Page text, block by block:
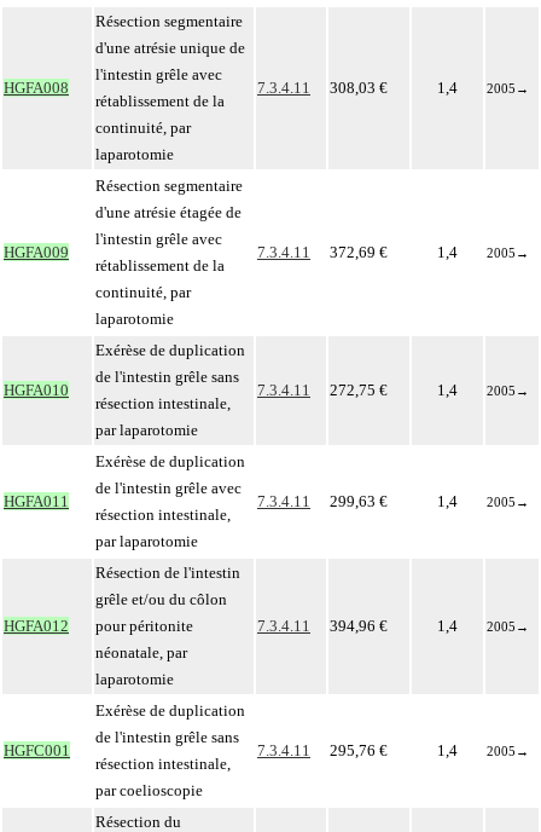
HGFA008
Résection segmentaire
d'une atrésie unique de
l'intestin grêle avec
rétablissement de la
continuité, par
laparotomie
7.3.4.11 308,03 € 1,4 2005 →
HGFA009
Résection segmentaire
d'une atrésie étagée de
l'intestin grêle avec
rétablissement de la
continuité, par
laparotomie
7.3.4.11 372,69 € 1,4 2005 →
HGFA010
Exérèse de duplication
de l'intestin grêle sans
résection intestinale,
par laparotomie
7.3.4.11 272,75 € 1,4 2005 →
HGFA011
Exérèse de duplication
de l'intestin grêle avec
résection intestinale,
par laparotomie
7.3.4.11 299,63 € 1,4 2005 →
HGFA012
Résection de l'intestin
grêle et/ou du côlon
pour péritonite
néonatale, par
laparotomie
7.3.4.11 394,96 € 1,4 2005 →
HGFC001
Exérèse de duplication
de l'intestin grêle sans
résection intestinale,
par coelioscopie
7.3.4.11 295,76 € 1,4 2005 →
Résection du